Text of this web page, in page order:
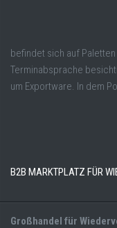
befindet sich auf
Terminabsprache
um Exportware. In dem
B2B MARKTPLATZ FÜR
Großhandel für